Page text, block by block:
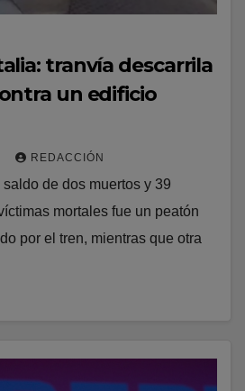
tranvía descarrila
un edificio
REDACCIÓN
de dos muertos y 39
mortales fue un peatón
por el tren, mientras que otra